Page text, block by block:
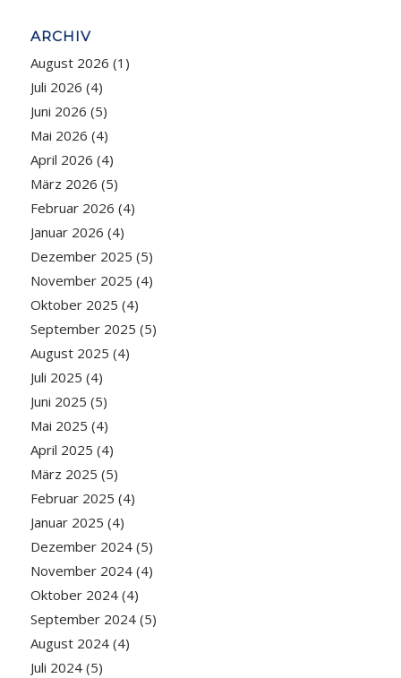
ARCHIV
August 2026 (1)
Juli 2026 (4)
Juni 2026 (5)
Mai 2026 (4)
April 2026 (4)
März 2026 (5)
Februar 2026 (4)
Januar 2026 (4)
Dezember 2025 (5)
November 2025 (4)
Oktober 2025 (4)
September 2025 (5)
August 2025 (4)
Juli 2025 (4)
Juni 2025 (5)
Mai 2025 (4)
April 2025 (4)
März 2025 (5)
Februar 2025 (4)
Januar 2025 (4)
Dezember 2024(5)
November 2024(4)
Oktober 2024(4)
September 2024(5)
August 2024(4)
Juli 2024(5)